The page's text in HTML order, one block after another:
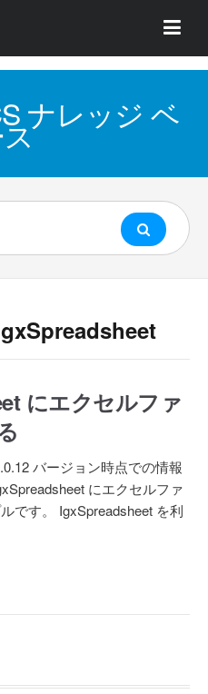
ナレッジ ベ
にエクセルファ
バージョン時点での情報
にエクセルファ
です。 IgxSpreadsheet を利